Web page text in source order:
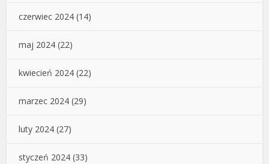
czerwiec 2024 (14)
maj 2024 (22)
kwiecień 2024 (22)
marzec 2024 (29)
luty 2024 (27)
styczeń 2024 (33)